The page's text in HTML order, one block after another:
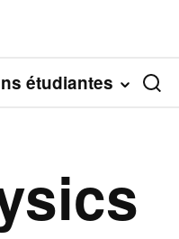
étudiantes